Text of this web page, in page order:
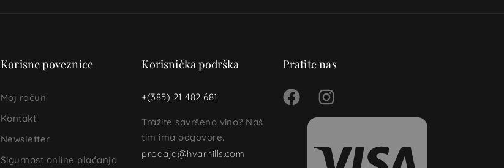
Korisne poveznice
Moj račun
Kontakt
Newsletter
Sigurnost online plaćanja
Korisnička podrška
+(385) 21 482 681
Tražite savršeno vino? Naš
tim ima odgovore.
prodaja@hvarhills.com
Pratite nas